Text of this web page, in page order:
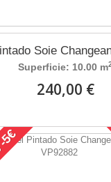
Soie
Superficie: 10.00 m
240,00 €